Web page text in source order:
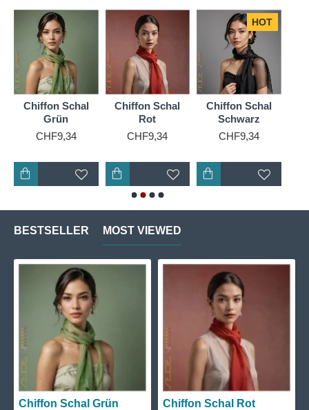
Chiffon Schal
Grün
CHF9,34
Chiffon Schal
Rot
CHF9,34
HOT
Chiffon Schal
Schwarz
CHF9,34
BESTSELLER MOST VIEWED
Chiffon Schal Grün
Chiffon Schal Rot